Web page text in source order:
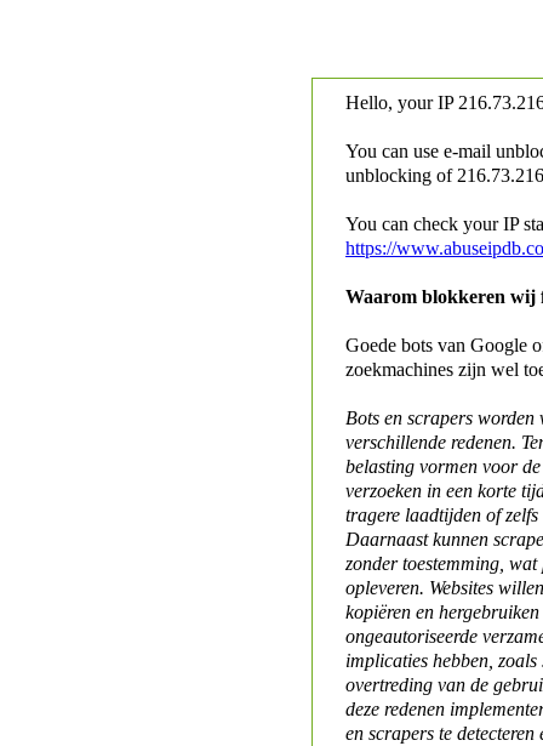
Hello, your IP
You can use e-mail
unblocking of
You can check your IP
https://
Waarom blokkeren wij
Goede bots van Google
zoekmachines zijn wel
Bots en scrapers worden
verschillende redenen.
belasting vormen voor
verzoeken in een korte
tragere laadtijden of
Daarnaast kunnen
zonder toestemming,
opleveren. Websites
kopiëren en
ongeautoriseerde
implicaties hebben,
overtreding van de
deze redenen
en scrapers te detecteren